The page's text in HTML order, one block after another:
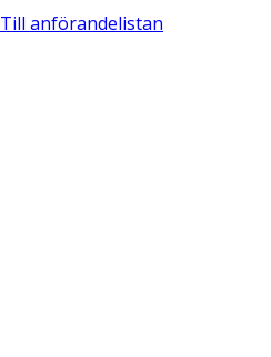
Till anförandelistan